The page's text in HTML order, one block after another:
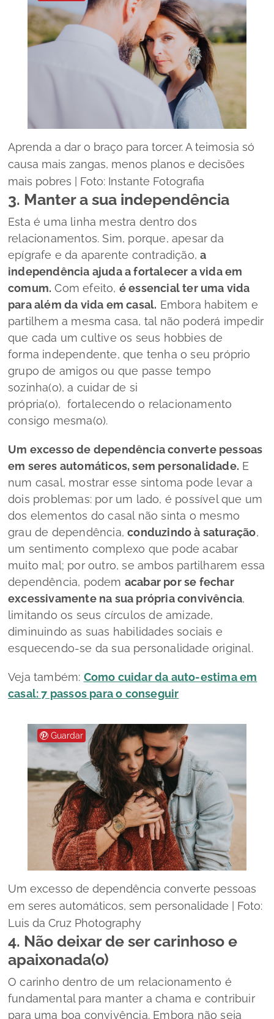
Aprenda a dar o braço para torcer. A teimosia só
causa mais zangas, menos planos e decisões
mais pobres | Foto: Instante Fotografia
3. Manter a sua independência
Esta é uma linha mestra dentro dos
relacionamentos. Sim, porque, apesar da
epígrafe e da aparente contradição,a
independência ajuda a fortalecer a vida em
comum. Com efeito, é essencial ter uma vida
para além da vida em casal. Embora habitem e
partilhem a mesma casa, tal não poderá impedir
que cada um cultive os seus hobbiesde
forma independente, que tenha o seu próprio
grupo de amigos ou que passe tempo
sozinha(o), a cuidar de si
própria(o), fortalecendo o relacionamento
consigo mesma(o).
Um excesso de dependência converte pessoas
em seres automáticos, sem personalidade. E
num casal, mostrar esse sintoma pode levar a
dois problemas: por um lado, é possível que um
dos elementos do casal não sinta o mesmo
grau de dependência,conduzindo à saturação,
um sentimento complexo que pode acabar
muito mal; por outro, se ambos partilharem essa
dependência, podem acabar por se fechar
excessivamente na sua própria convivência,
limitando os seus círculos de amizade,
diminuindo as suas habilidades sociais e
esquecendo-se da sua personalidade original.
Veja também: Como cuidar da auto-estima em
casal: 7 passos para o conseguir
Guardar
Um excesso de dependência converte pessoas
em seres automáticos, sem personalidade | Foto:
Luis da Cruz Photography
4. Não deixar de ser carinhoso e
apaixonada(o)
O carinho dentro de um relacionamento é
fundamental para manter a chama e contribuir
para uma boa convivência. Embora não seja